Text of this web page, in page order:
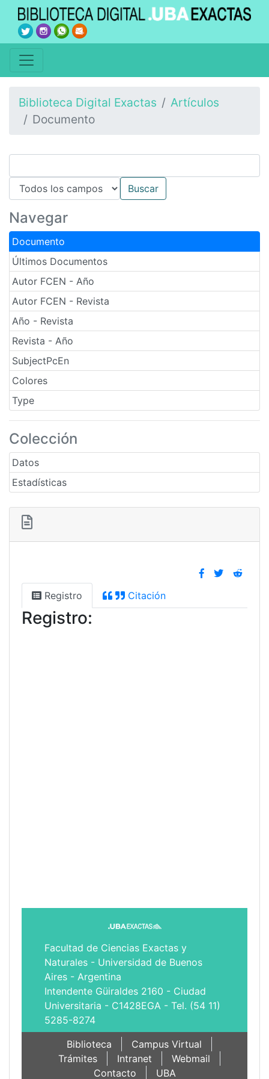
Biblioteca Digital Exactas
Artículos
Documento
Navegar
Documento
Últimos Documentos
Autor FCEN - Año
Autor FCEN - Revista
Año - Revista
Revista - Año
SubjectPcEn
Colores
Type
Colección
Datos
Estadísticas
Registro Citación
Registro:
Facultad de Ciencias Exactas y
Naturales - Universidad de Buenos
Aires - Argentina
Intendente Güiraldes 2160 - Ciudad
Universitaria - C1428EGA - Tel. (54 11)
5285-8274
Biblioteca
Campus Virtual
Trámites
Intranet
Webmail
Contacto
UBA